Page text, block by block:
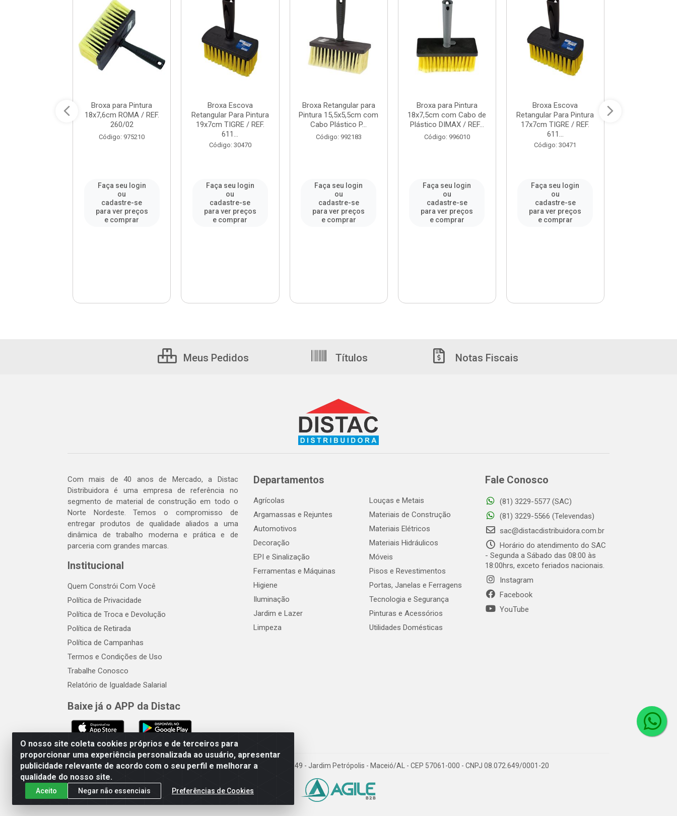
Broxa para Pintura
18x7,6cm ROMA / REF.
260/02
Código: 975210
Faça seu login
ou
cadastre-se
para ver preços
e comprar
Broxa Escova
Retangular Para Pintura
19x7cm TIGRE / REF.
611...
Código: 30470
Faça seu login
ou
cadastre-se
para ver preços
e comprar
Broxa Retangular para
Pintura 15,5x5,5cm com
Cabo Plástico P...
Código: 992183
Faça seu login
ou
cadastre-se
para ver preços
e comprar
Broxa para Pintura
18x7,5cm com Cabo de
Plástico DIMAX / REF...
Código: 996010
Faça seu login
ou
cadastre-se
para ver preços
e comprar
Broxa Escova
Retangular Para Pintura
17x7cm TIGRE / REF.
611...
Código: 30471
Faça seu login
ou
cadastre-se
para ver preços
e comprar
O nosso site coleta cookies próprios e de terceiros para
proporcionar uma experiência personalizada ao usuário, apresentar
publicidade relevante de acordo com o seu perfil e melhorar a
qualidade do nosso site.
Aceito Negar não essenciais Preferências de Cookies
Meus Pedidos Títulos Notas Fiscais
Com mais de 40 anos de Mercado, a Distac
Distribuidora é uma empresa de referência no
segmento de material de construção em todo o
Norte Nordeste. Temos o compromisso de
entregar produtos de qualidade aliados a uma
dinâmica de trabalho moderna e prática e de
parceria com grandes marcas.
Institucional
Quem Constrói Com Você
Política de Privacidade
Política de Troca e Devolução
Política de Retirada
Política de Campanhas
Termos e Condições de Uso
Trabalhe Conosco
Relatório de Igualdade Salarial
Baixe já o APP da Distac
Departamentos
Agrícolas
Argamassas e Rejuntes
Automotivos
Decoração
EPI e Sinalização
Ferramentas e Máquinas
Higiene
Iluminação
Jardim e Lazer
Limpeza
Louças e Metais
Materiais de Construção
Materiais Elétricos
Materiais Hidráulicos
Móveis
Pisos e Revestimentos
Portas, Janelas e Ferragens
Tecnologia e Segurança
Pinturas e Acessórios
Utilidades Domésticas
Fale Conosco
(81) 3229-5577 (SAC)
(81) 3229-5566 (Televendas)
sac@distacdistribuidora.com.br
Horário do atendimento do SAC
- Segunda a Sábado das 08:00 às
18:00hrs, exceto feriados nacionais.
Instagram
Facebook
YouTube
Distac Distribuidora - Av. Durval de Góes Monteiro, 7049 - Jardim Petrópolis - Maceió/AL - CEP 57061-000 - CNPJ 08.072.649/0001-20